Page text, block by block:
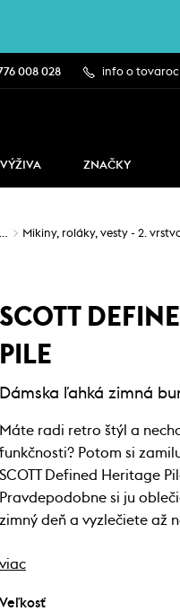
008 028 info o
ZNAČKY
… Mikiny, roláky, vesty - 2.
SCOTT
PILE
Dámska ľahká zimná
Máte radi retro štýl a
funkčnosti? Potom si
SCOTT Defined Heritage
Pravdepodobne si ju
zimný deň a vyzlečiete až
viac
Veľkosť